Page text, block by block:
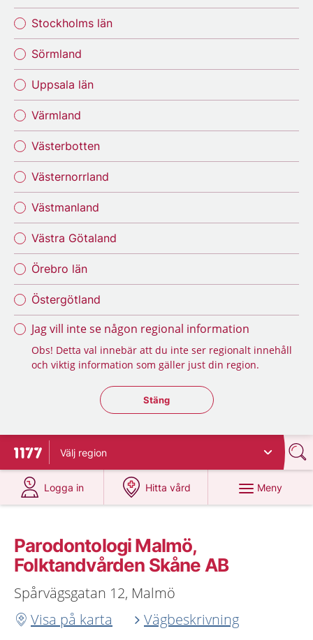
Stockholms län
Sörmland
Uppsala län
Värmland
Västerbotten
Västernorrland
Västmanland
Västra Götaland
Örebro län
Östergötland
Jag vill inte se någon regional information
Obs! Detta val innebär att du inte ser regionalt innehåll
och viktig information som gäller just din region.
Stäng regionsväljaren
Stäng
Till startsidan för 1177
Välj region
Logga in
på 1177.se
Hitta vård
på 1177.se
Meny
Parodontologi Malmö,
Folktandvården Skåne AB
Spårvägsgatan 12, Malmö
Visa på karta
Vägbeskrivning